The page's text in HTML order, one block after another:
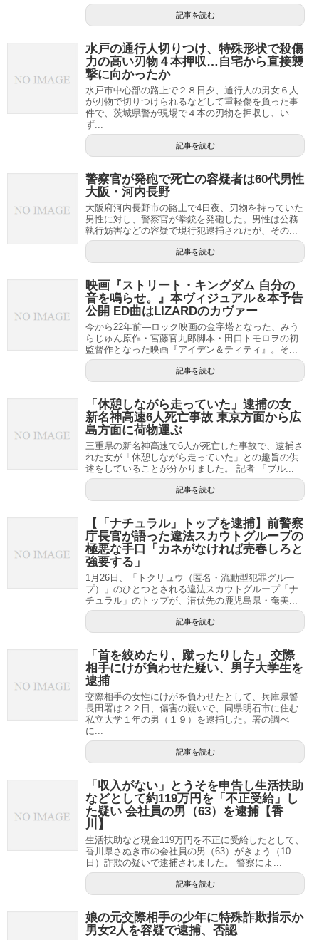
記事を読む
水戸の通行人切りつけ、特殊形状で殺傷
力の高い刃物４本押収…自宅から直接襲
撃に向かったか
水戸市中心部の路上で２８日夕、通行人の男女６人
が刃物で切りつけられるなどして重軽傷を負った事
件で、茨城県警が現場で４本の刃物を押収し、い
ず...
記事を読む
警察官が発砲で死亡の容疑者は60代男性
大阪・河内長野
大阪府河内長野市の路上で4日夜、刃物を持っていた
男性に対し、警察官が拳銃を発砲した。男性は公務
執行妨害などの容疑で現行犯逮捕されたが、その...
記事を読む
映画『ストリート・キングダム 自分の
音を鳴らせ。』本ヴィジュアル＆本予告
公開 ED曲はLIZARDのカヴァー
今から22年前―ロック映画の金字塔となった、みう
らじゅん原作・宮藤官九郎脚本・田口トモロヲの初
監督作となった映画『アイデン＆ティティ』。そ...
記事を読む
「休憩しながら走っていた」逮捕の女
新名神高速6人死亡事故 東京方面から広
島方面に荷物運ぶ
三重県の新名神高速で6人が死亡した事故で、逮捕さ
れた女が「休憩しながら走っていた」との趣旨の供
述をしていることが分かりました。 記者 「ブル...
記事を読む
【「ナチュラル」トップを逮捕】前警察
庁長官が語った違法スカウトグループの
極悪な手口「カネがなければ売春しろと
強要する」
1月26日、「トクリュウ（匿名・流動型犯罪グルー
プ）」のひとつとされる違法スカウトグループ「ナ
チュラル」のトップが、潜伏先の鹿児島県・奄美...
記事を読む
「首を絞めたり、蹴ったりした」 交際
相手にけが負わせた疑い、男子大学生を
逮捕
交際相手の女性にけがを負わせたとして、兵庫県警
長田署は２２日、傷害の疑いで、同県明石市に住む
私立大学１年の男（１９）を逮捕した。署の調べ
に...
記事を読む
「収入がない」とうそを申告し生活扶助
などとして約119万円を「不正受給」し
た疑い 会社員の男（63）を逮捕【香
川】
生活扶助など現金119万円を不正に受給したとして、
香川県さぬき市の会社員の男（63）がきょう（10
日）詐欺の疑いで逮捕されました。 警察によ...
記事を読む
娘の元交際相手の少年に特殊詐欺指示か
男女2人を容疑で逮捕、否認